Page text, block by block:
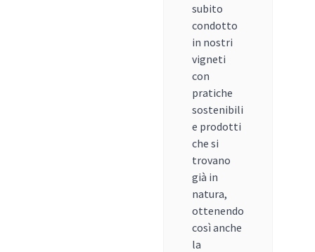
subito
condotto
in nostri
vigneti
con
pratiche
sostenibili
e prodotti
che si
trovano
già in
natura,
ottenendo
così anche
la